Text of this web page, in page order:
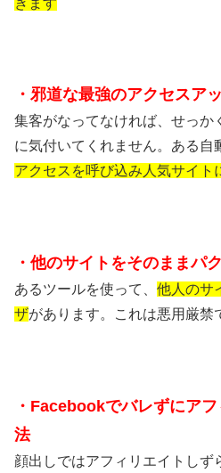
・邪道な最強のアクセスア
集客がなってなければ、せっか
に気付いてくれません。ある自
アクセスを呼び込み人気サイト
・他のサイトをそのままパ
あるツールを使って、 他人のサ
ザがあります。これは悪用厳禁
・Facebookでバレずにア
法
顔出しではアフィリエイトしず